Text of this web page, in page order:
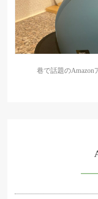
巷で話題のAmazon